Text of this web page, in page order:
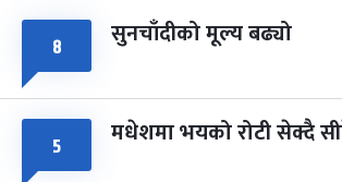
८ सुनचाँदीको मूल्य बढ्यो
५ मधेशमा भयको रोटी सेक्दै